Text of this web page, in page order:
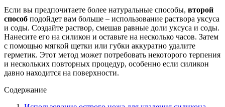
Если вы предпочитаете более натуральные способы, второй
способ подойдет вам больше – использование раствора уксуса
и соды. Создайте раствор, смешав равные доли уксуса и соды.
Нанесите его на силикон и оставьте на несколько часов. Затем
с помощью мягкой щетки или губки аккуратно удалите
герметик. Этот метод может потребовать некоторого терпения
и нескольких повторных процедур, особенно если силикон
давно находится на поверхности.
Содержание